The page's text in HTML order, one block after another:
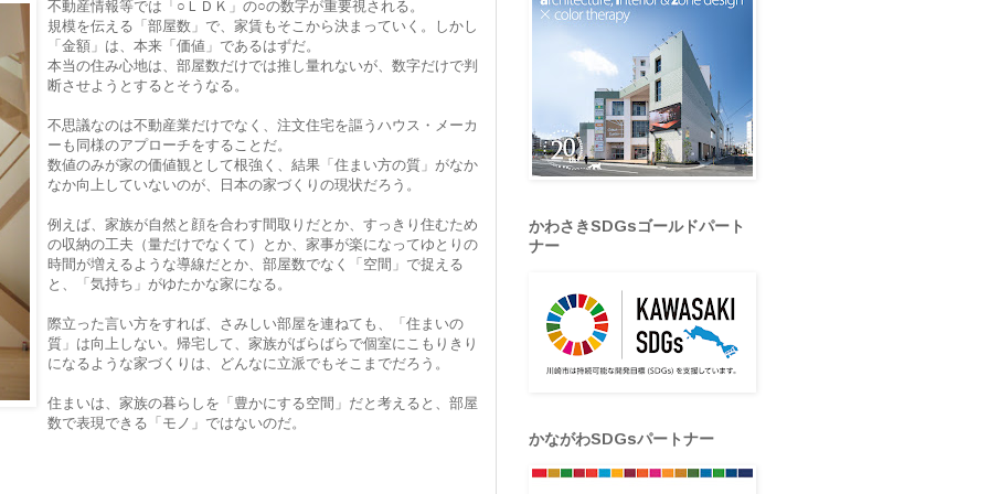
不動産情報等では「○ＬＤＫ」の○の数字が重要視される。
規模を伝える「部屋数」で、家賃もそこから決まっていく。しかし
「金額」は、本来「価値」であるはずだ。
本当の住み心地は、部屋数だけでは推し量れないが、数字だけで判
断させようとするとそうなる。
不思議なのは不動産業だけでなく、注文住宅を謳うハウス・メーカ
ーも同様のアプローチをすることだ。
数値のみが家の価値観として根強く、結果「住まい方の質」がなか
なか向上していないのが、日本の家づくりの現状だろう。
例えば、家族が自然と顔を合わす間取りだとか、すっきり住むため
の収納の工夫（量だけでなくて）とか、家事が楽になってゆとりの
時間が増えるような導線だとか、部屋数でなく「空間」で捉える
と、「気持ち」がゆたかな家になる。
際立った言い方をすれば、さみしい部屋を連ねても、「住まいの
質」は向上しない。帰宅して、家族がばらばらで個室にこもりきり
になるような家づくりは、どんなに立派でもそこまでだろう。
住まいは、家族の暮らしを「豊かにする空間」だと考えると、部屋
数で表現できる「モノ」ではないのだ。
かわさきSDGsゴールドパート
ナー
かながわSDGsパートナー